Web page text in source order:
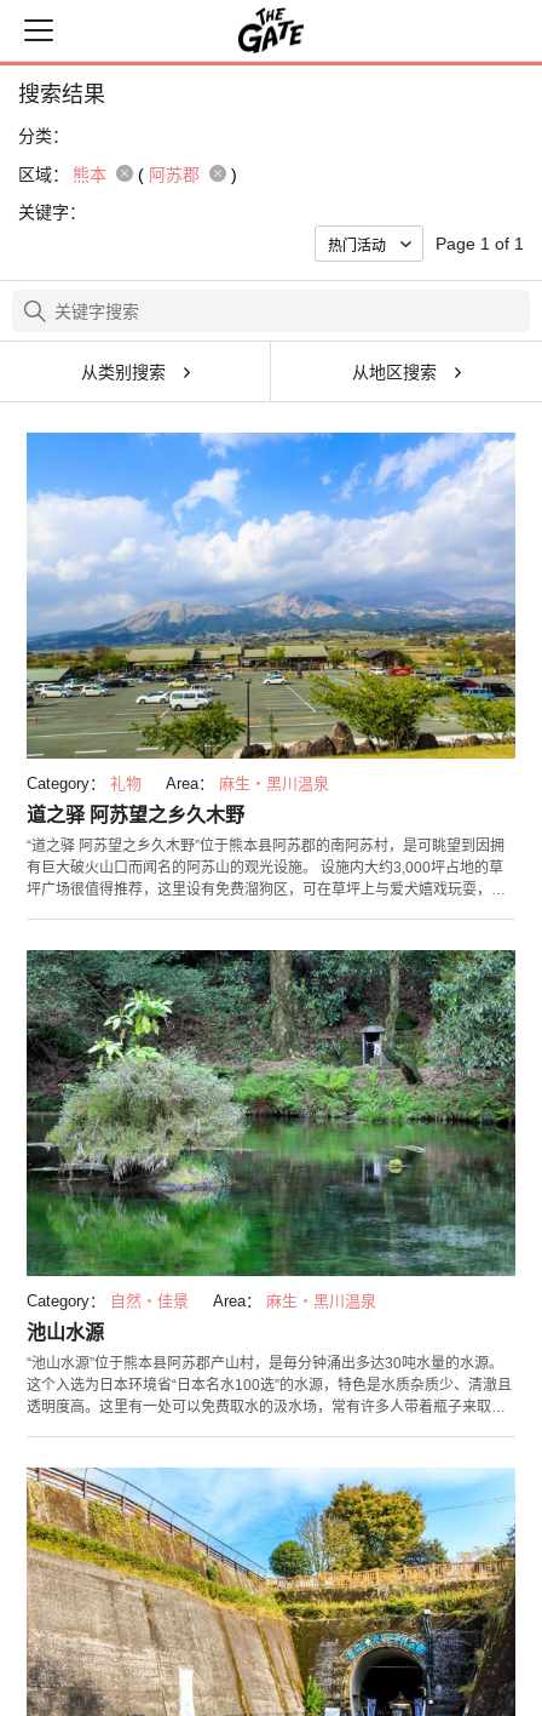
搜索结果
分类：
区域：
熊本 ( 阿苏郡
)
关键字：
Page 1 of 1
从类别搜索 从地区搜索
Category： 礼物 Area： 麻生・黑川温泉
道之驿 阿苏望之乡久木野
“道之驿 阿苏望之乡久木野”位于熊本县阿苏郡的南阿苏村，是可眺望到因拥
有巨大破火山口而闻名的阿苏山的观光设施。 设施内大约3,000坪占地的草
坪广场很值得推荐，这里设有免费溜狗区，可在草坪上与爱犬嬉戏玩耍，享
咖喱。天气晴好时，还可在露台席位边眺望阿苏全景边享受用餐。物产店“用
餐处好味馆（食事処あじわい館）”还销售有南阿苏久木野地区的名产荞麦面
和用设施内的水车捣出的当地产大米。 附近还有四季之森温泉、木之香汤温
泉和Greenpia南阿苏温泉等温泉设施。在旅途疲乏时去小憩一下如何？
Category： 自然・佳景 Area： 麻生・黑川温泉
池山水源
“池山水源”位于熊本县阿苏郡产山村，是毎分钟涌出多达30吨水量的水源。
这个入选为日本环境省“日本名水100选”的水源，特色是水质杂质少、清澈且
透明度高。这里有一处可以免费取水的汲水场，常有许多人带着瓶子来取
之神，据说“无论任何干旱，此处水源都取之不尽用之不竭”。 产山村还有内
行人才知道的绝景“扇棚田”以及视野辽阔的“一覧三山之台”等许多值得一看之
处，是可以尽情享受大自然的绝佳地点。